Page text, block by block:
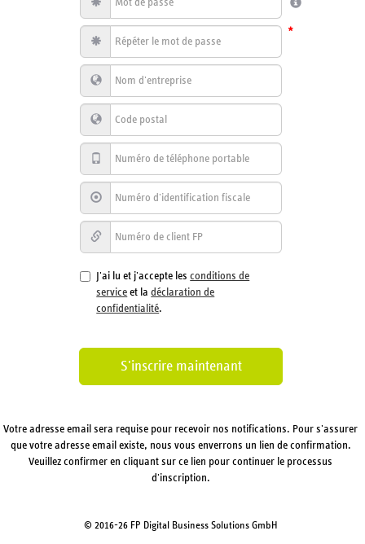
*
J'ai lu et j'accepte lesconditions de
service et ladéclaration de
confidentialité.
Votre adresse email sera requise pour recevoir nos notifications. Pour s'assurer
que votre adresse email existe, nous vous enverrons un lien de confirmation.
Veuillez confirmer en cliquant sur ce lien pour continuer le processus
d'inscription.
© 2016-26 FP Digital Business Solutions GmbH